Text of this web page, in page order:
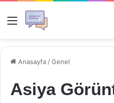
Menü
Anasayfa /Genel
Asiya